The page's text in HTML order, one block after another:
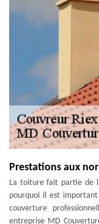
Prestations aux
La toiture fait partie de
pourquoi il est
couverture
entreprise MD